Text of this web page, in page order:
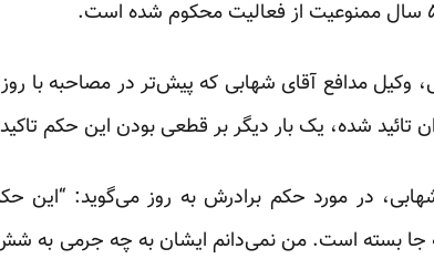
مدافع آقای شهابی که پیش‌تر در مصاحبه با
تائید شده، یک بار دیگر بر قطعی بودن این حکم
در مورد حکم برادرش به روز می‌گوید: “این
بسته است. من نمی‌دانم ایشان به چه جرمی به شش